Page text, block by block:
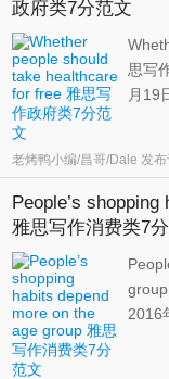
政府类7分范文
思写
月19
措也
方面
老烤鸭小编/昌哥/Dale 发
People’s
雅思写作消费类7
2016